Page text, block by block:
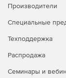
Управление
Проверка
Производители
Специальные
Техподдержка
Распродажа
Семинары и